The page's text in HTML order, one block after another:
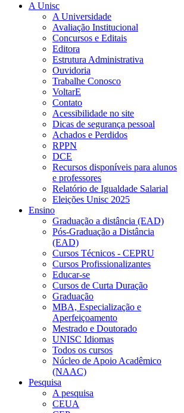
A Unisc
A Universidade
Avaliação Institucional
Concursos e Editais
Editora
Estrutura Administrativa
Ouvidoria
Trabalhe Conosco
VoltarE
Contato
Acessibilidade no site
Dicas de segurança pessoal
Achados e Perdidos
RPPN
DCE
Recursos disponíveis para alunos
e professores
Relatório de Igualdade Salarial
Eleições Unisc 2025
Ensino
Graduação a distância (EAD)
Pós-Graduação a Distância
(EAD)
Cursos Técnicos - CEPRU
Cursos Profissionalizantes
Educar-se
Cursos de Curta Duração
Graduação
MBA, Especialização e
Aperfeiçoamento
Mestrado e Doutorado
UNISC Idiomas
Todos os cursos
Núcleo de Apoio Acadêmico
(NAAC)
Pesquisa
A pesquisa
CEUA